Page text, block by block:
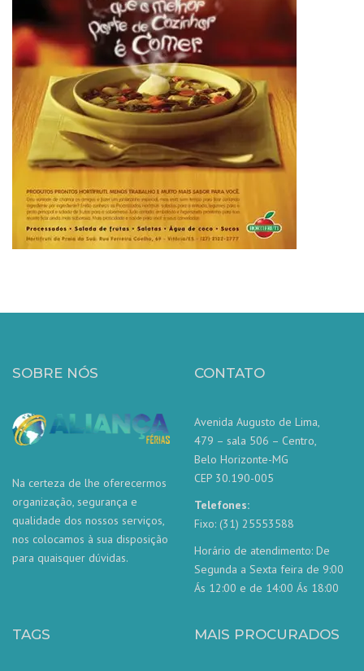
SOBRE NÓS
Na certeza de lhe oferecermos
organização, segurança e
qualidade dos nossos serviços,
nos colocamos à sua disposição
para quaisquer dúvidas.
CONTATO
Avenida Augusto de Lima,
479 – sala 506 – Centro,
Belo Horizonte-MG
CEP 30.190-005
Telefones:
Fixo: (31) 25553588
Horário de atendimento: De
Segunda a Sexta feira de 9:00
Ás 12:00 e de 14:00 Ás 18:00
TAGS MAIS PROCURADOS